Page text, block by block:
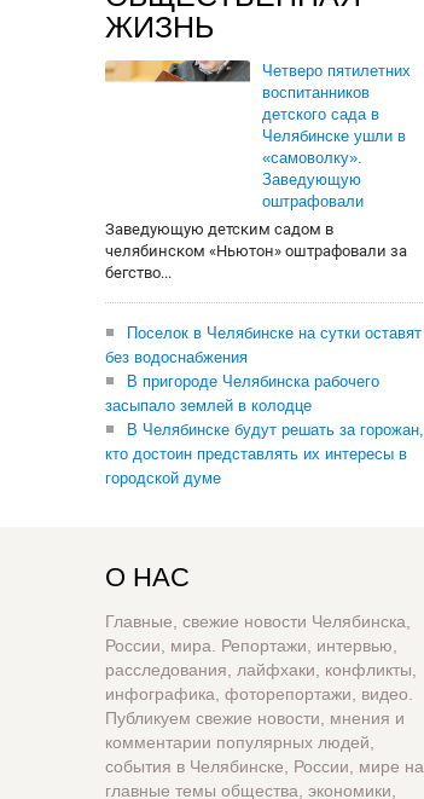
ЖИЗНЬ
Четверо пятилетних
воспитанников
детского сада в
Челябинске ушли в
«самоволку».
Заведующую
оштрафовали
Заведующую детским садом в
челябинском «Ньютон» оштрафовали за
бегство...
Поселок в Челябинске на сутки оставят
без водоснабжения
В пригороде Челябинска рабочего
засыпало землей в колодце
В Челябинске будут решать за горожан,
кто достоин представлять их интересы в
городской думе
О НАС
Главные, свежие новости Челябинска,
России, мира. Репортажи, интервью,
расследования, лайфхаки, конфликты,
инфографика, фоторепортажи, видео.
Публикуем свежие новости, мнения и
комментарии популярных людей,
события в Челябинске, России, мире на
главные темы общества, экономики,